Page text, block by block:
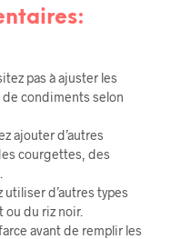
pas à ajuster les
condiments selon
ajouter d’autres
courgettes, des
utiliser d’autres types
ou du riz noir.
avant de remplir les